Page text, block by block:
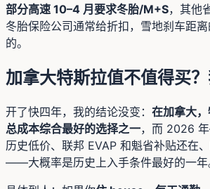
部分高速 10–4 月要求冬胎/M+S，其他
冬胎保险公司通常给折扣，雪地刹车距
的。
加拿大特斯拉值不值得买
开了快四年，我的结论没变： 在加拿大
总成本综合最好的选择之一，而 2026
历史低价、联邦 EVAP 和魁省补贴还在
——大概率是历史上入手条件最好的一年